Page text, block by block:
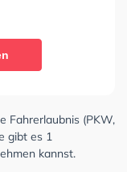
Fahrerlaubnis (PKW,
gibt es 1
kannst.